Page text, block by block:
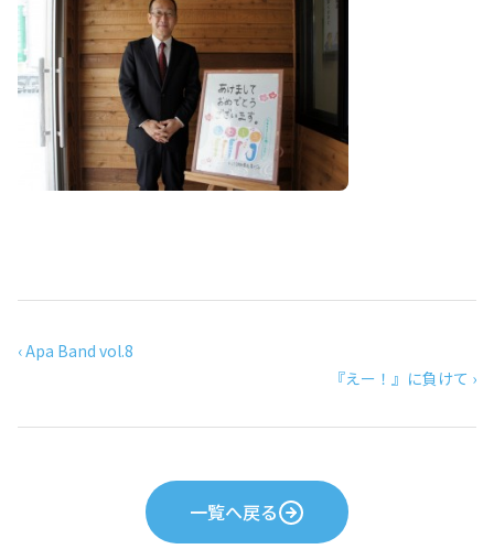
‹ Apa Band vol.8
『えー！』に負けて ›
一覧へ戻る